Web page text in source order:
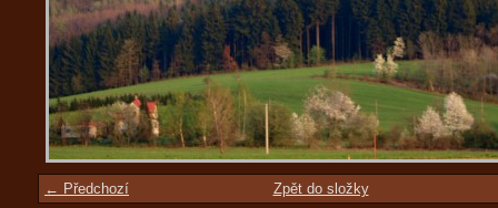
← Předchozí Zpět do složky